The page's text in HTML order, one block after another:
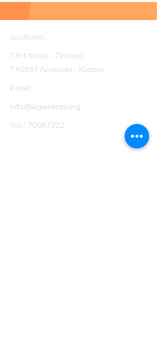
Διεύθυνση:
Τ.Θ.1 Φιλάνι - Πολιτικό
Τ.Κ2651 Λευκωσία - Κύπρος
Email:
info@agiaskepi.org
Τηλ.: 70087222